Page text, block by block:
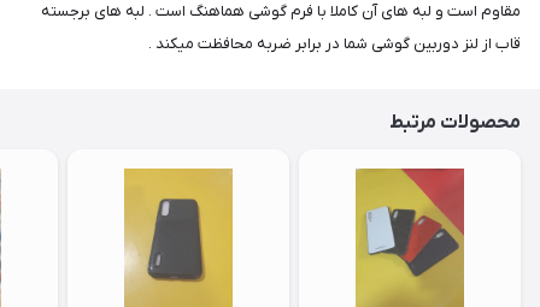
مقاوم است و لبه های آن کاملا با فرم گوشی هماهنگ است . لبه های برجسته
قاب از لنز دوربین گوشی شما در برابر ضربه محافظت میکند .
محصولات مرتبط